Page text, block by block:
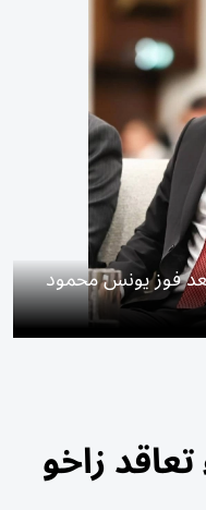
فوز يونس محمود
زاخو